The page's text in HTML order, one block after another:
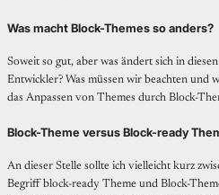
Was macht Block-Themes so anders?
Soweit so gut, aber was ändert sich in
Entwickler? Was müssen wir beachten und
das Anpassen von Themes durch Block-
Block-Theme versus Block-ready
An dieser Stelle sollte ich vielleicht kurz
Begriff block-ready Theme und Block-